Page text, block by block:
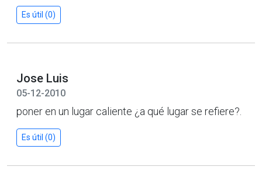
Es útil (0)
Jose Luis
05-12-2010
poner en un lugar caliente ¿a qué lugar se refiere?.
Es útil (0)